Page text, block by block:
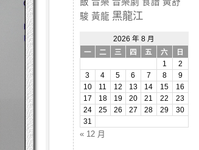
駿 黃龍 黑龍江
2026 年 8 月
一
二 三 四 五 六
日
1
2
3
4 5 6 7 8
9
10
11 12 13 14 15
16
17
18 19 20 21 22
23
24
25 26 27 28 29
30
31
« 12 月